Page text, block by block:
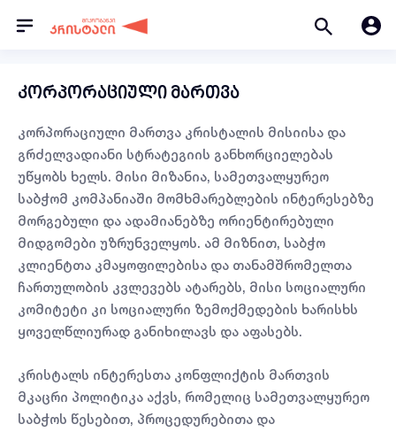
კორპორაციული მართვა
კორპორაციული მართვა კრისტალის მისიისა და
გრძელვადიანი სტრატეგიის განხორციელებას
უწყობს ხელს. მისი მიზანია, სამეთვალყურეო
საბჭომ კომპანიაში მომხმარებლების ინტერესებზე
მორგებული და ადამიანებზე ორიენტირებული
მიდგომები უზრუნველყოს. ამ მიზნით, საბჭო
კლიენტთა კმაყოფილებისა და თანამშრომელთა
ჩართულობის კვლევებს ატარებს, მისი სოციალური
კომიტეტი კი სოციალური ზემოქმედების ხარისხს
ყოველწლიურად განიხილავს და აფასებს.
კრისტალს ინტერესთა კონფლიქტის მართვის
მკაცრი პოლიტიკა აქვს, რომელიც სამეთვალყურეო
საბჭოს წესებით, პროცედურებითა და